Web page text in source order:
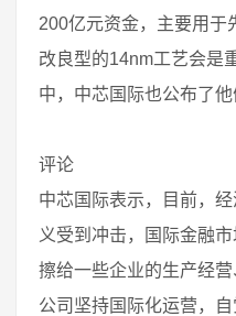
200亿元资金，主要用于
改良型的14nm工艺会是
中，中芯国际也公布了他
评论
中芯国际表示，目前，
义受到冲击，国际金融
擦给一些企业的生产经营
公司坚持国际化运营，